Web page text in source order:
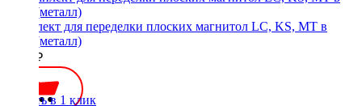
Комплект для переделки плоских магнитол LC, KS, MT в
1Din (металл)
1900 ₽
Купить в 1 клик